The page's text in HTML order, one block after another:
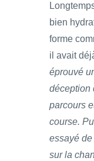
bien
forme
il avait
éprouvé
déception
parcours
course.
essayé
sur la